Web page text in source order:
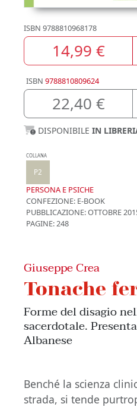
ISBN 9788810968178
14,99 €
ISBN 9788810809624
22,40 €
DISPONIBILE IN
COLLANA
P2
PERSONA E PSICHE
CONFEZIONE: E-BOOK
PUBBLICAZIONE:OTTOBRE
PAGINE: 248
Giuseppe Crea
Tonache
Forme del disagio
sacerdotale.
Albanese
Benché la scienza
strada, si tende